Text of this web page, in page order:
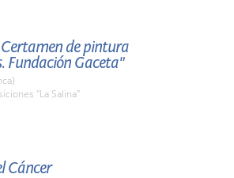
de pintura
Fundación Gaceta"
"La Salina"
Cáncer